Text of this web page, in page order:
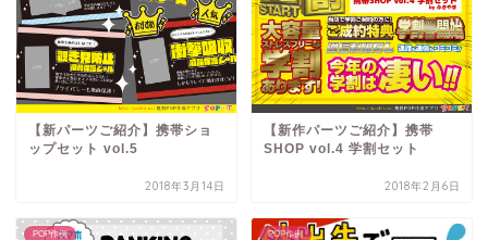
【新パーツご紹介】携帯ショ
ップセット vol.5
2018年3月14日
【新作パーツご紹介】携帯
SHOP vol.4 学割セット
2018年2月6日
POP作例 POP作例